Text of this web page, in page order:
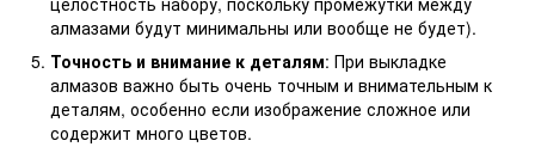
алмазами будут минимальны или вообще не будет).
Точность и внимание к деталям: При выкладке
алмазов важно быть очень точным и внимательным к
деталям, особенно если изображение сложное или
содержит много цветов.